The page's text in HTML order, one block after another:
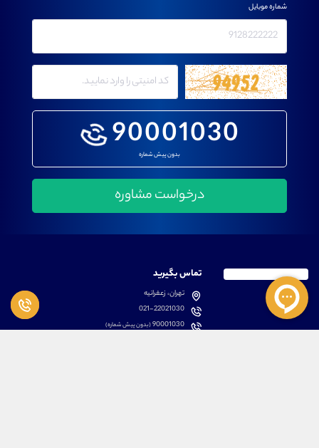
90001030
بدون پیش شماره
شماره موبایل
تماس بگیرید
تهران، زعفرانیه
021-22021030
90001030(بدون پیش شماره)